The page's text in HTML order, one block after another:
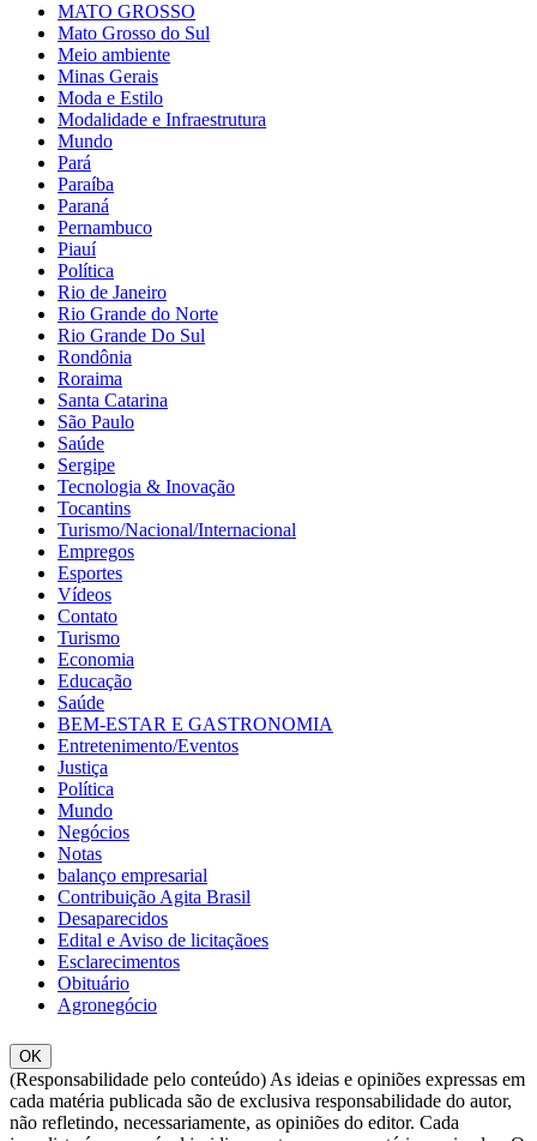
MATO GROSSO
Mato Grosso do Sul
Meio ambiente
Minas Gerais
Moda e Estilo
Modalidade e Infraestrutura
Mundo
Pará
Paraíba
Paraná
Pernambuco
Piauí
Política
Rio de Janeiro
Rio Grande do Norte
Rio Grande Do Sul
Rondônia
Roraima
Santa Catarina
São Paulo
Saúde
Sergipe
Tecnologia & Inovação
Tocantins
Turismo/Nacional/Internacional
Empregos
Esportes
Vídeos
Contato
Turismo
Economia
Educação
Saúde
BEM-ESTAR E GASTRONOMIA
Entretenimento/Eventos
Justiça
Política
Mundo
Negócios
Notas
balanço empresarial
Contribuição Agita Brasil
Desaparecidos
Edital e Aviso de licitaçãoes
Esclarecimentos
Obituário
Agronegócio
OK
(Responsabilidade pelo conteúdo) As ideias e opiniões expressas em
cada matéria publicada são de exclusiva responsabilidade do autor,
não refletindo, necessariamente, as opiniões do editor. Cada